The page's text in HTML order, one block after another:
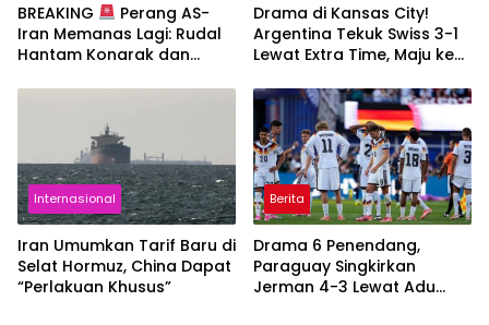
BREAKING
Perang AS-
Iran Memanas Lagi: Rudal
Hantam Konarak dan
Drama di Kansas City!
Argentina Tekuk Swiss 3-1
Lewat Extra Time, Maju ke
Internasional
Iran Umumkan Tarif Baru di
Selat Hormuz, China Dapat
“Perlakuan Khusus”
Berita
Drama 6 Penendang,
Paraguay Singkirkan
Jerman 4-3 Lewat Adu